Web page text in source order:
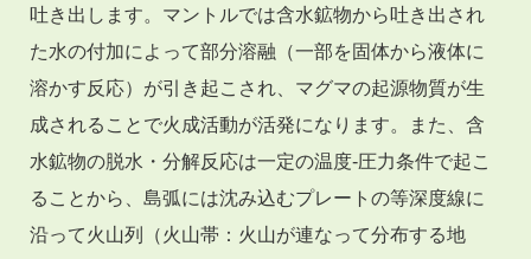
吐き出します。マントルでは含水鉱物から吐き出され
た水の付加によって部分溶融（一部を固体から液体に
溶かす反応）が引き起こされ、マグマの起源物質が生
成されることで火成活動が活発になります。また、含
水鉱物の脱水・分解反応は一定の温度-圧力条件で起こ
ることから、島弧には沈み込むプレートの等深度線に
沿って火山列（火山帯：火山が連なって分布する地